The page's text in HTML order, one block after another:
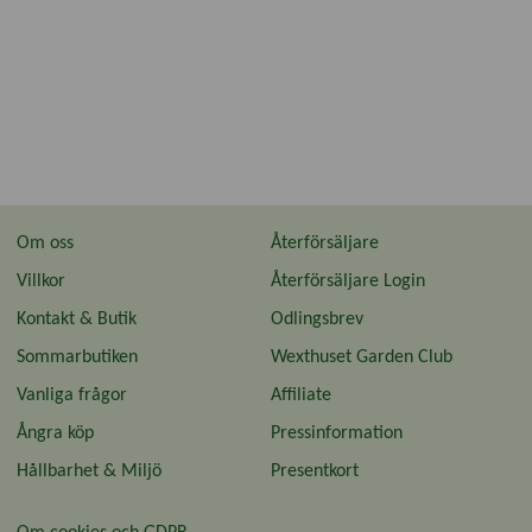
Om oss
Villkor
Kontakt & Butik
Sommarbutiken
Vanliga frågor
Ångra köp
Hållbarhet & Miljö
Återförsäljare
Återförsäljare Login
Odlingsbrev
Wexthuset Garden Club
Affiliate
Pressinformation
Presentkort